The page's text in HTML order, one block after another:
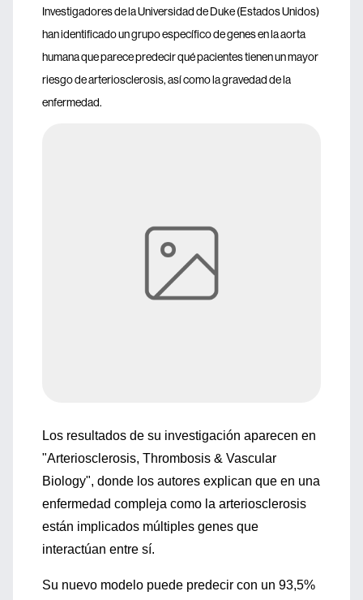
Investigadores de la Universidad de Duke (Estados Unidos)
han identificado un grupo específico de genes en la aorta
humana que parece predecir qué pacientes tienen un mayor
riesgo de arteriosclerosis, así como la gravedad de la
enfermedad.
Los resultados de su investigación aparecen en
"Arteriosclerosis, Thrombosis & Vascular
Biology", donde los autores explican que en una
enfermedad compleja como la arteriosclerosis
están implicados múltiples genes que
interactúan entre sí.
Su nuevo modelo puede predecir con un 93,5%